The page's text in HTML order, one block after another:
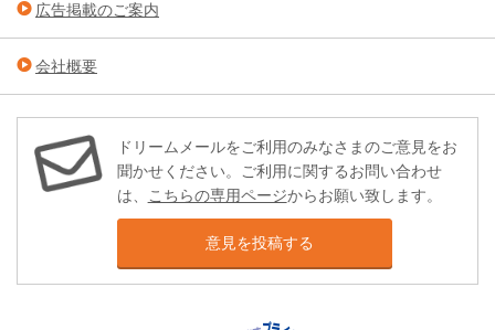
広告掲載のご案内
会社概要
ドリームメールをご利用のみなさまのご意見をお
聞かせください。ご利用に関するお問い合わせ
は、 こちらの専用ページからお願い致します。
意見を投稿する